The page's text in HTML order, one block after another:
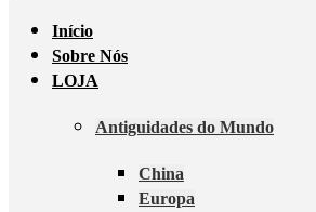
Início
Sobre Nós
LOJA
Antiguidades do Mundo
China
Europa